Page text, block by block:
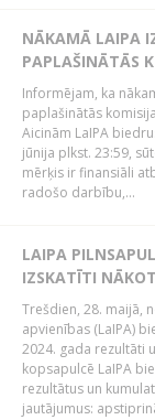
NĀKAMĀ LAIPA
PAPLAŠINĀTĀS
Informējam, ka
paplašinātās
Aicinām LaIPA
jūnija plkst. 23:59,
mērķis ir finansiāli
radošo darbību,...
LAIPA
IZSKATĪTI
Trešdien, 28. maijā,
apvienības (LaIPA)
2024. gada rezultāti
kopsapulcē LaIPA
rezultātus un
jautājumus: